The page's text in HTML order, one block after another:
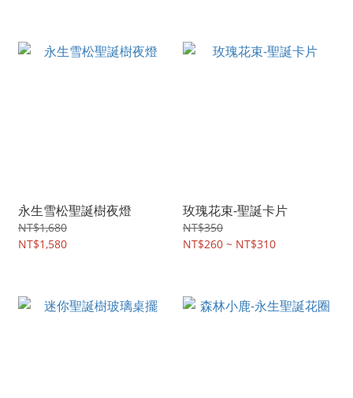
永生雪松聖誕樹夜燈
NT$1,680
NT$1,580
玫瑰花束-聖誕卡片
NT$350
NT$260 ~ NT$310